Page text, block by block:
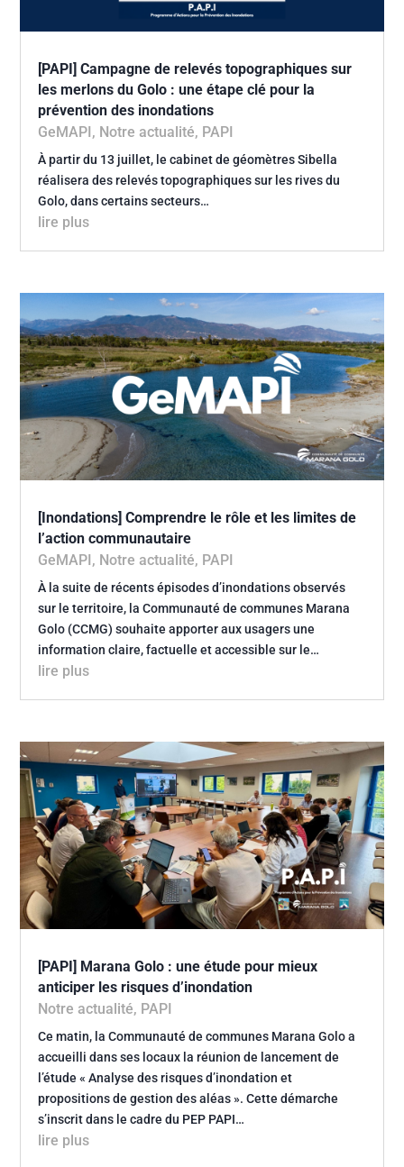
[PAPI] Campagne de relevés topographiques sur
les merlons du Golo : une étape clé pour la
prévention des inondations
GeMAPI, Notre actualité, PAPI
À partir du 13 juillet, le cabinet de géomètres Sibella
réalisera des relevés topographiques sur les rives du
Golo, dans certains secteurs…
lire plus
[Inondations] Comprendre le rôle et les limites de
l’action communautaire
GeMAPI, Notre actualité, PAPI
À la suite de récents épisodes d’inondations observés
sur le territoire, la Communauté de communes Marana
Golo (CCMG) souhaite apporter aux usagers une
information claire, factuelle et accessible sur le…
lire plus
[PAPI] Marana Golo : une étude pour mieux
anticiper les risques d’inondation
Notre actualité, PAPI
Ce matin, la Communauté de communes Marana Golo a
accueilli dans ses locaux la réunion de lancement de
l’étude « Analyse des risques d’inondation et
propositions de gestion des aléas ». Cette démarche
s’inscrit dans le cadre du PEP PAPI…
lire plus